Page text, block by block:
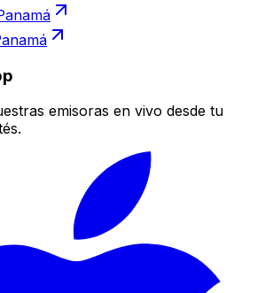
emisoras en vivo desde tu